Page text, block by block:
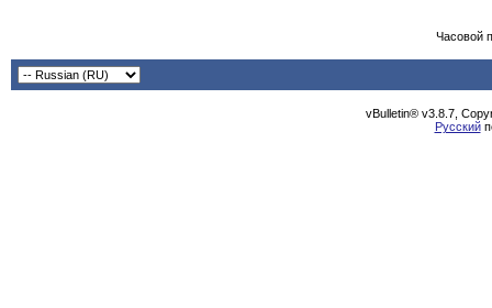
Часовой
vBulletin® v3.8.7,
Русский